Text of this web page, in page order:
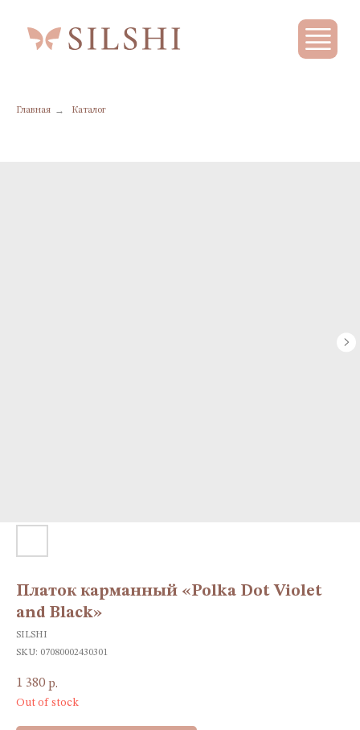
Главная → Каталог
Платок карманный «Polka Dot Violet
and Black»
SILSHI
SKU: 07080002430301
1 380 р.
Out of stock